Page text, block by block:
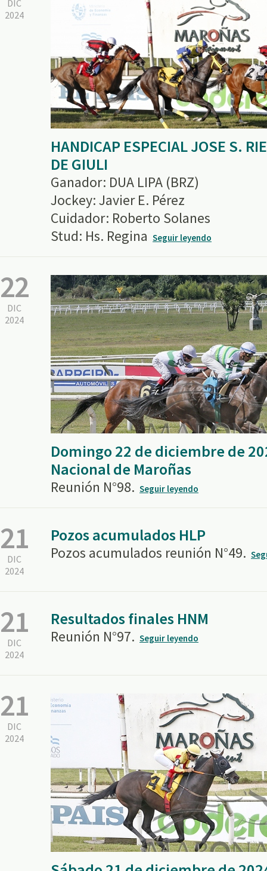
DIC
2024
HANDICAP ESPECIAL JOSE S.
DE GIULI
Ganador: DUA LIPA (BRZ)
Jockey: Javier E. Pérez
Cuidador: Roberto Solanes
Stud: Hs. Regina Seguir leyendo
22
DIC
2024
Domingo 22 de diciembre de
Nacional de Maroñas
Reunión N°98. Seguir leyendo
21
DIC
2024
Pozos acumulados HLP
Pozos acumulados reunión N°49.
21
DIC
2024
Resultados finales HNM
Reunión N°97. Seguir leyendo
21
DIC
2024